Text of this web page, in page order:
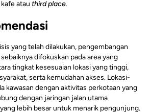
atau third place.
yang telah dilakukan, pengembangan
difokuskan pada area yang
tingkat kesesuaian lokasi yang tinggi,
serta kemudahan akses. Lokasi-
kawasan dengan aktivitas perkotaan yang
dengan jaringan jalan utama
lebih besar untuk menarik pengunjung.